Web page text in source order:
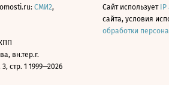
СМИ2,
вн.тер.г.
стр. 1 1999—2026
Сайт использует
сайта, условия
обработки